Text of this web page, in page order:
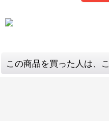
この商品を買った人は、